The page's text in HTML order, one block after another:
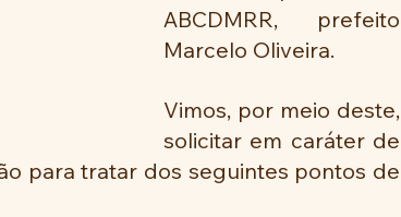
ABCDMRR, prefeito
Marcelo Oliveira.
Vimos, por meio deste,
solicitar em caráter de
para tratar dos seguintes pontos de